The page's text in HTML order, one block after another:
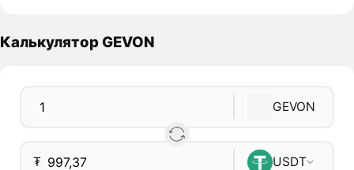
Калькулятор GEVON
GEVON
₮ USDT